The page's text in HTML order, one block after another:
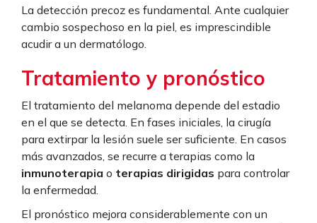
La detección precoz es fundamental. Ante cualquier
cambio sospechoso en la piel, es imprescindible
acudir a un dermatólogo.
Tratamiento y pronóstico
El tratamiento del melanoma depende del estadio
en el que se detecta. En fases iniciales, la cirugía
para extirpar la lesión suele ser suficiente. En casos
más avanzados, se recurre a terapias como la
inmunoterapia o terapias dirigidas para controlar
la enfermedad.
El pronóstico mejora considerablemente con un